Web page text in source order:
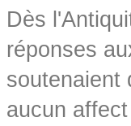
Dès
réponses
soutenaient
aucun